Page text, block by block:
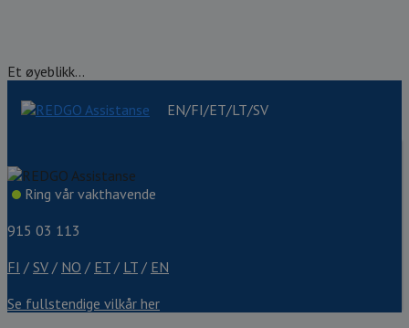
Et øyeblikk...
EN/FI/ET/LT/SV
Ring vår vakthavende
915 03 113
FI / SV / NO / ET / LT / EN
Se fullstendige vilkår her